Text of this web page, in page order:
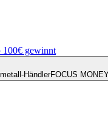
100€ gewinnt
HändlerFOCUS